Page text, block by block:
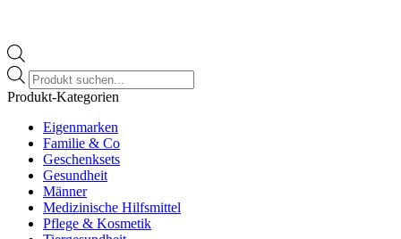
Products
search
Produkt-Kategorien
Eigenmarken
Familie & Co
Geschenksets
Gesundheit
Männer
Medizinische Hilfsmittel
Pflege & Kosmetik